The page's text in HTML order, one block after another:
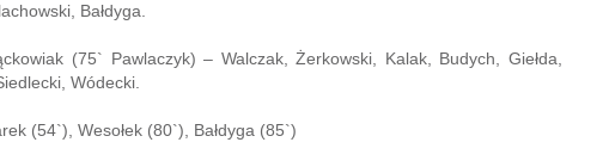
Bałdyga.
(75` Pawlaczyk) – Walczak, Żerkowski, Kalak, Budych, Giełda,
Wódecki.
(54`), Wesołek (80`), Bałdyga (85`)